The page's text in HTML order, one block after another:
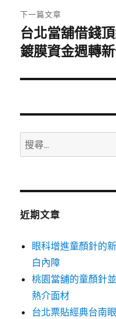
章:
下一篇文章
下
一
文
台北當舖借錢
鍍膜資金週轉
搜
尋
鍵
近期文章
眼科增進童顏針的
白內障
桃園當舖的童顏針
熱介面材
台北票貼經典台南